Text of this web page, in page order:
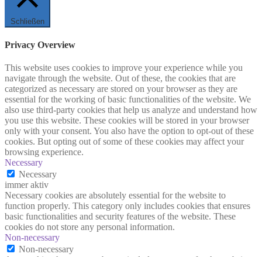
Schließen
Privacy Overview
This website uses cookies to improve your experience while you
navigate through the website. Out of these, the cookies that are
categorized as necessary are stored on your browser as they are
essential for the working of basic functionalities of the website. We
also use third-party cookies that help us analyze and understand how
you use this website. These cookies will be stored in your browser
only with your consent. You also have the option to opt-out of these
cookies. But opting out of some of these cookies may affect your
browsing experience.
Necessary
Necessary
immer aktiv
Necessary cookies are absolutely essential for the website to
function properly. This category only includes cookies that ensures
basic functionalities and security features of the website. These
cookies do not store any personal information.
Non-necessary
Non-necessary